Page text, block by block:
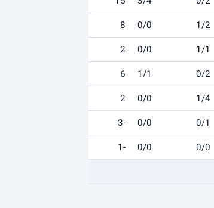
1/2
0/0
8
1/1
0/0
2
0/2
1/1
6
1/4
0/0
2
0/1
0/0
-3
0/0
0/0
-1